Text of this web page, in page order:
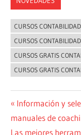
CURSOS
CURSOS
CURSOS GRATIS
CURSOS GRATIS
Navegación
de
Entrada
anterior:
Información y
manuales de
Siguiente
Las mejores